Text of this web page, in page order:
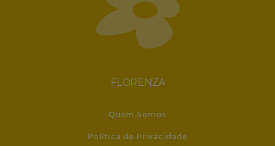
FLORENZA
Quem Somos
Política de Privacidade